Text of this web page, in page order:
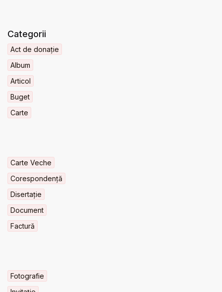
Categorii
Act de donație
Album
Articol
Buget
Carte
Carte Veche
Corespondență
Disertație
Document
Factură
Fotografie